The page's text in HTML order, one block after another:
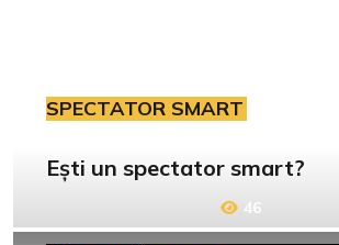
SPECTATOR SMART
Ești un spectator smart?
46